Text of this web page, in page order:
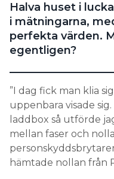
Halva huset i
i mätningarna,
perfekta värden.
egentligen?
”I dag fick man klia
uppenbara visade
laddbox så utförde
mellan faser och
hämtade nollan från